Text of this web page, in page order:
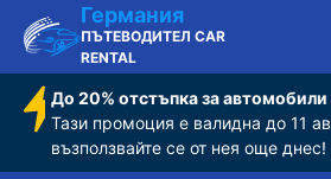
Германия
ПЪТЕВОДИТЕЛ CAR
RENTAL
До 20% отстъпка за автомобили
Тази промоция е валидна до 11
възползвайте се от нея още днес!